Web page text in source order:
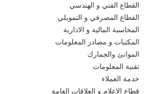
القطاع الفني و الهندسي
القطاع المصرفي و التمويلي
المحاسبة المالية و الادارية
المكتبات و مصادر المعلومات
الموانئ والجمارك
تقنية المعلومات
خدمة العملاء
قطاع الإعلام و العلاقات العامة